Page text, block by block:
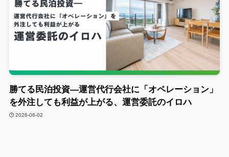
勝てる民泊投資―運営代行会社に「オペレーション」
を外注しても利益が上がる、運営委託のイロハ
2026-06-02